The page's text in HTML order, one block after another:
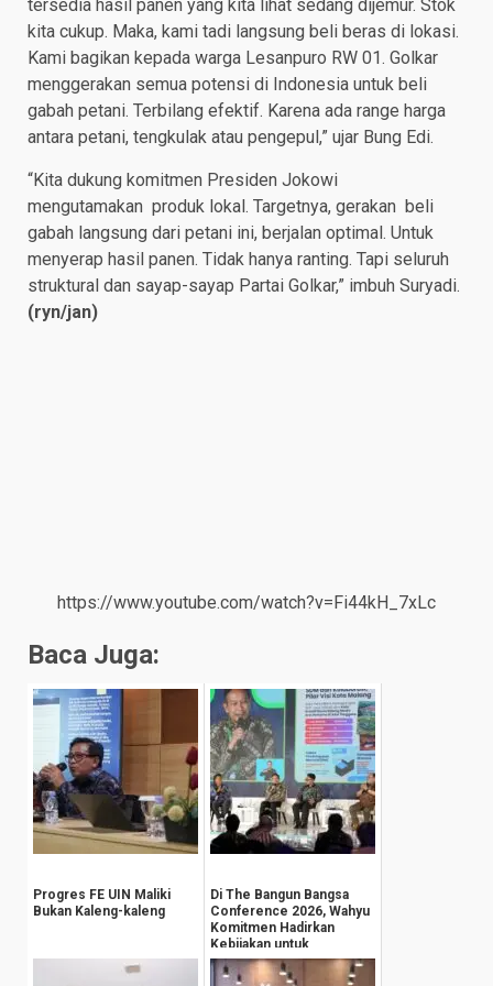
tersedia hasil panen yang kita lihat sedang dijemur. Stok
kita cukup. Maka, kami tadi langsung beli beras di lokasi.
Kami bagikan kepada warga Lesanpuro RW 01. Golkar
menggerakan semua potensi di Indonesia untuk beli
gabah petani. Terbilang efektif. Karena ada range harga
antara petani, tengkulak atau pengepul,” ujar Bung Edi.
“Kita dukung komitmen Presiden Jokowi
mengutamakan produk lokal. Targetnya, gerakan beli
gabah langsung dari petani ini, berjalan optimal. Untuk
menyerap hasil panen. Tidak hanya ranting. Tapi seluruh
struktural dan sayap-sayap Partai Golkar,” imbuh Suryadi.
(ryn/jan)
https://www.youtube.com/watch?v=Fi44kH_7xLc
Baca Juga:
Progres FE UIN Maliki
Bukan Kaleng-kaleng
Di The Bangun Bangsa
Conference 2026, Wahyu
Komitmen Hadirkan
Kebijakan untuk
Kesejahteraan
Masyarak...